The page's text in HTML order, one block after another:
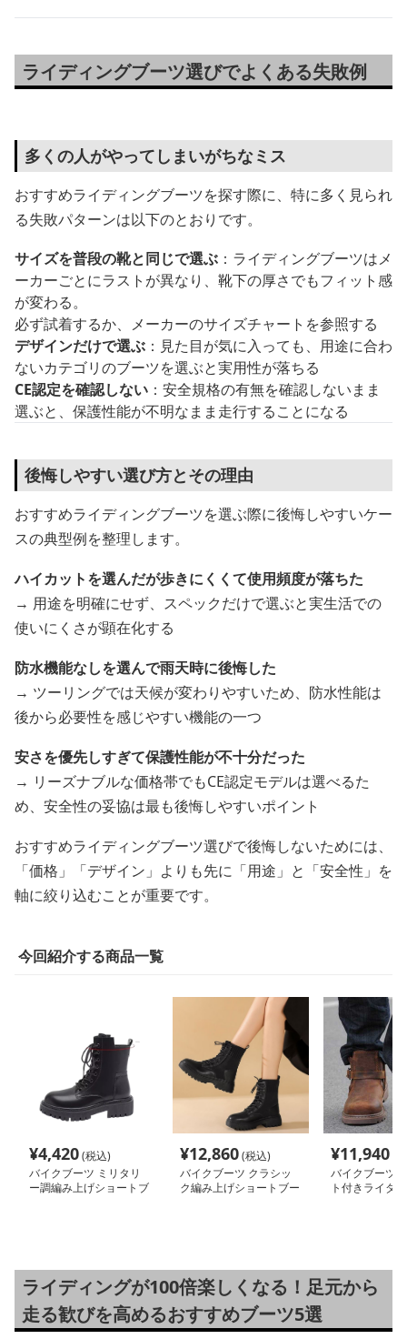
ライディングブーツ選びでよくある失敗例
多くの人がやってしまいがちなミス
おすすめライディングブーツを探す際に、特に多く見られ
る失敗パターンは以下のとおりです。
サイズを普段の靴と同じで選ぶ ：ライディングブーツはメ
ーカーごとにラストが異なり、靴下の厚さでもフィット感
が変わる。
必ず試着するか、メーカーのサイズチャートを参照する
デザインだけで選ぶ ：見た目が気に入っても、用途に合わ
ないカテゴリのブーツを選ぶと実用性が落ちる
CE認定を確認しない ：安全規格の有無を確認しないまま
選ぶと、保護性能が不明なまま走行することになる
後悔しやすい選び方とその理由
おすすめライディングブーツを選ぶ際に後悔しやすいケー
スの典型例を整理します。
ハイカットを選んだが歩きにくくて使用頻度が落ちた
→ 用途を明確にせず、スペックだけで選ぶと実生活での
使いにくさが顕在化する
防水機能なしを選んで雨天時に後悔した
→ ツーリングでは天候が変わりやすいため、防水性能は
後から必要性を感じやすい機能の一つ
安さを優先しすぎて保護性能が不十分だった
→ リーズナブルな価格帯でもCE認定モデルは選べるた
め、安全性の妥協は最も後悔しやすいポイント
おすすめライディングブーツ選びで後悔しないためには、
「価格」「デザイン」よりも先に「用途」と「安全性」を
軸に絞り込むことが重要です。
今回紹介する商品一覧
¥4,420(税込)
バイクブーツ ミリタリ
ー調編み上げショートブ
¥12,860(税込)
バイクブーツ クラシッ
ク編み上げショートブー
¥11,940
バイクブーツ
ト付きライダ
ライディングが100倍楽しくなる！足元から
走る歓びを高めるおすすめブーツ5選